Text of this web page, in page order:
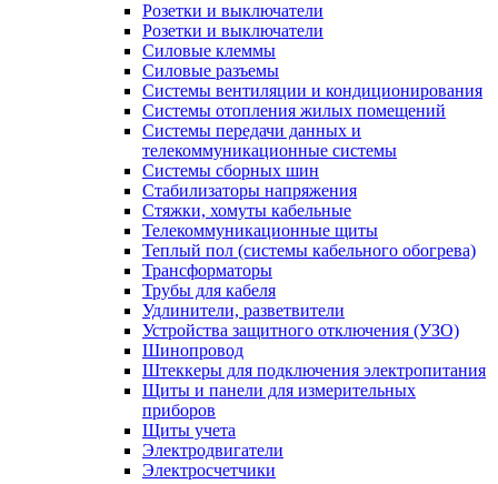
Розетки и выключатели
Розетки и выключатели
Силовые клеммы
Силовые разъемы
Системы вентиляции и кондиционирования
Системы отопления жилых помещений
Системы передачи данных и
телекоммуникационные системы
Системы сборных шин
Стабилизаторы напряжения
Стяжки, хомуты кабельные
Телекоммуникационные щиты
Теплый пол (системы кабельного обогрева)
Трансформаторы
Трубы для кабеля
Удлинители, разветвители
Устройства защитного отключения (УЗО)
Шинопровод
Штеккеры для подключения электропитания
Щиты и панели для измерительных
приборов
Щиты учета
Электродвигатели
Электросчетчики